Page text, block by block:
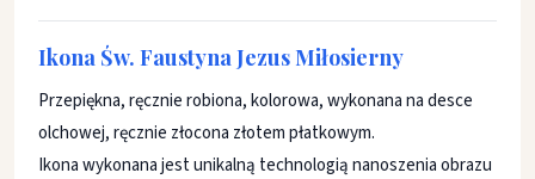
Ikona Św. Faustyna Jezus Miłosierny
Przepiękna, ręcznie robiona, kolorowa, wykonana na desce
olchowej, ręcznie złocona złotem płatkowym.
Ikona wykonana jest unikalną technologią nanoszenia obrazu